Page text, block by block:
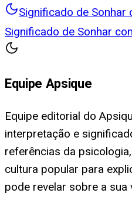
Significado de Sonhar
Significado de Sonhar
Equipe Apsique
Equipe editorial do
interpretação e
referências da
cultura popular para
pode revelar sobre a sua